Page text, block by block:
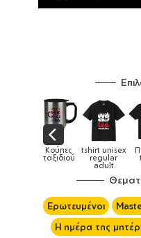
Drill
Καπέλα
ενηλίκων
Καπέλα
ενηλίκων
Ερωτευμένοι
Η ημέρα της